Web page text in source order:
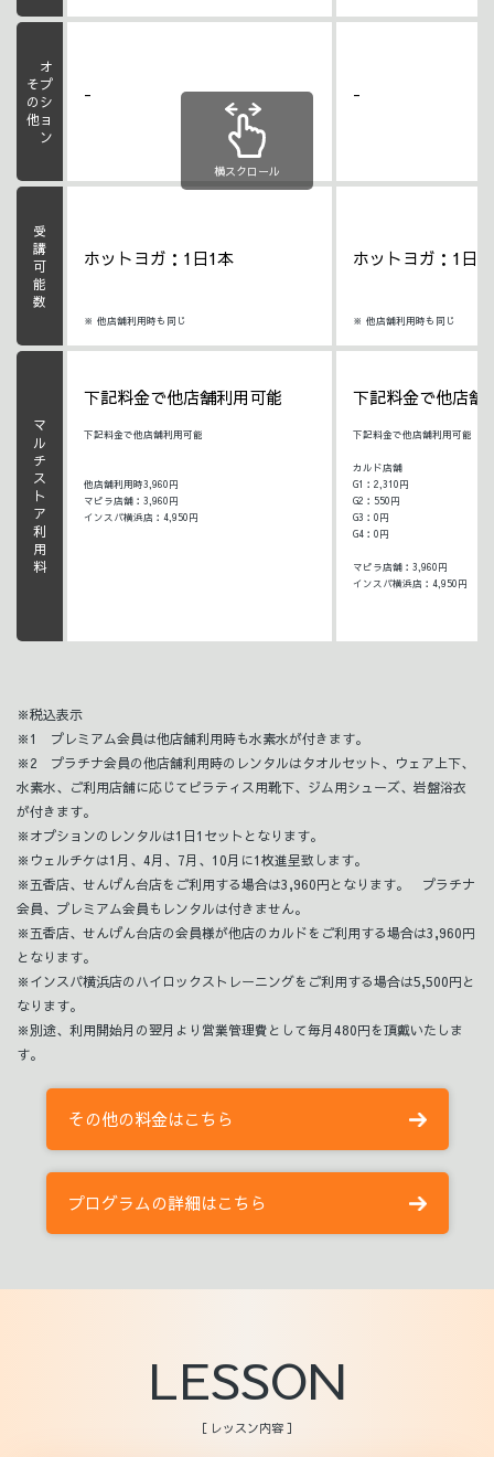
オプション
その他 - -
受講可能数 ホットヨガ：1日1本
※ 他店舗利用時も同じ
ホットヨガ：1日1
※ 他店舗利用時も同じ
マルチストア利用料
下記料金で他店舗利用可能
下記料金で他店舗利用可能
他店舗利用時3,960円
マピラ店舗：3,960円
インスパ横浜店：4,950円
下記料金で他店舗
下記料金で他店舗利用可能
カルド店舗
G1：2,310円
G2：550円
G3：0円
G4：0円
マピラ店舗：3,960円
インスパ横浜店：4,950円
横スクロール
※税込表示
※1 プレミアム会員は他店舗利用時も水素水が付きます。
※2 プラチナ会員の他店舗利用時のレンタルはタオルセット、ウェア上下、
水素水、ご利用店舗に応じてピラティス用靴下、ジム用シューズ、岩盤浴衣
が付きます。
※オプションのレンタルは1日1セットとなります。
※ウェルチケは1月、4月、7月、10月に1枚進呈致します。
※五香店、せんげん台店をご利用する場合は3,960円となります。 プラチナ
会員、プレミアム会員もレンタルは付きません。
※五香店、せんげん台店の会員様が他店のカルドをご利用する場合は3,960円
となります。
※インスパ横浜店のハイロックストレーニングをご利用する場合は5,500円と
なります。
※別途、利用開始月の翌月より営業管理費として毎月480円を頂戴いたしま
す。
その他の料金はこちら
プログラムの詳細はこちら
LESSON
［ レッスン内容 ］